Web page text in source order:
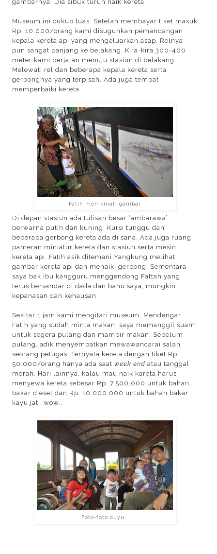
gambarnya. Dia sibuk turun naik kereta.
Museum ini cukup luas. Setelah membayar tiket masuk
Rp. 10.000/orang kami disuguhkan pemandangan
kepala kereta api yang mengeluarkan asap. Relnya
pun sangat panjang ke belakang. Kira-kira 300-400
meter kami berjalan menuju stasiun di belakang.
Melewati rel dan beberapa kepala kereta serta
gerbongnya yang terpisah. Ada juga tempat
memperbaiki kereta.
Fatih menikmati gambar
Di depan stasiun ada tulisan besar ‘ambarawa’
berwarna putih dan kuning. Kursi tunggu dan
beberapa gerbong kereta ada di sana. Ada juga ruang
pameran miniatur kereta dan stasiun serta mesin
kereta api. Fatih asik ditemani Yangkung melihat
gambar kereta api dan menaiki gerbong. Sementara
saya bak ibu kangguru menggendong Fattah yang
terus bersandar di dada dan bahu saya, mungkin
kepanasan dan kehausan.
Sekitar 1 jam kami mengitari museum. Mendengar
Fatih yang sudah minta makan, saya memanggil suami
untuk segera pulang dan mampir makan. Sebelum
pulang, adik menyempatkan mewawancarai salah
seorang petugas. Ternyata kereta dengan tiket Rp.
50.000/orang hanya ada saat week end atau tanggal
merah. Hari lainnya, kalau mau naik kareta harus
menyewa kereta sebesar Rp. 7.500.000 untuk bahan
bakar diesel dan Rp. 10.000.000 untuk bahan bakar
kayu jati..wow..
Foto-foto duyu..